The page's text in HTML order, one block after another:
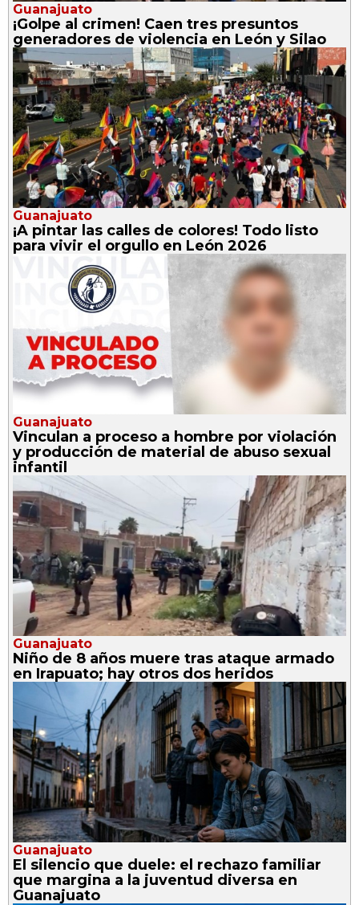
Guanajuato
¡Golpe al crimen! Caen tres presuntos
generadores de violencia en León y Silao
Guanajuato
¡A pintar las calles de colores! Todo listo
para vivir el orgullo en León 2026
Guanajuato
Vinculan a proceso a hombre por violación
y producción de material de abuso sexual
infantil
Guanajuato
Niño de 8 años muere tras ataque armado
en Irapuato; hay otros dos heridos
Guanajuato
El silencio que duele: el rechazo familiar
que margina a la juventud diversa en
Guanajuato